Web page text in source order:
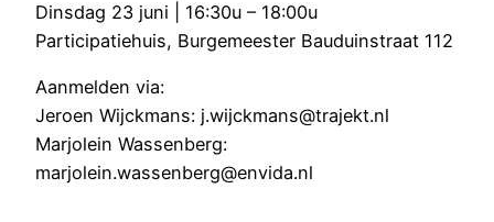
Dinsdag 23 juni | 16:30u – 18:00u
Participatiehuis, Burgemeester Bauduinstraat 112
Aanmelden via:
Jeroen Wijckmans: j.wijckmans@trajekt.nl
Marjolein Wassenberg:
marjolein.wassenberg@envida.nl